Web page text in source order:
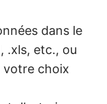
dans le
.xls, etc., ou
votre choix